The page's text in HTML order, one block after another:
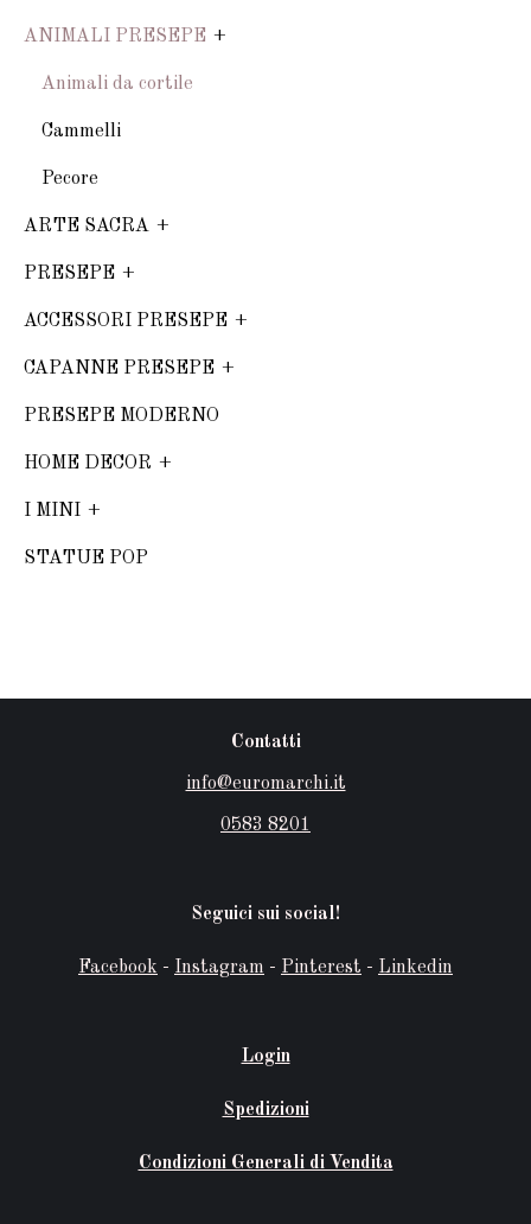
ANIMALI PRESEPE
Animali da cortile
Cammelli
Pecore
ARTE SACRA
PRESEPE
ACCESSORI PRESEPE
CAPANNE PRESEPE
PRESEPE MODERNO
HOME DECOR
I MINI
STATUE POP
Contatti
info@euromarchi.it
0583 8201
Seguici sui social!
Facebook - Instagram - Pinterest - Linkedin
Login
Spedizioni
Condizioni Generali di Vendita